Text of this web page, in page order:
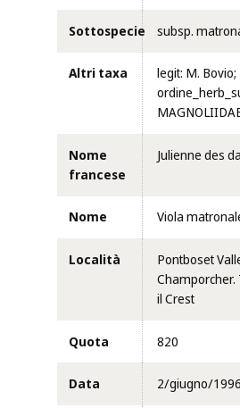
Sottospecie subsp.
Altri taxa
legit: M. Bovio;
Nome
francese
Julienne des
Nome Viola
Località
Pontboset
Champorcher.
il Crest
Quota 820
Data 2/giugno/1996